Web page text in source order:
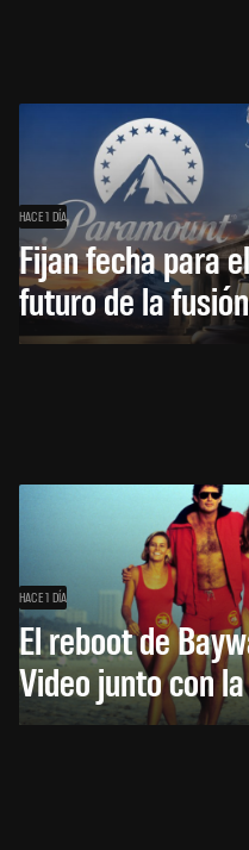
HACE 1 DÍA
Fijan fecha para
futuro de la
HACE 1 DÍA
El reboot de
Video junto con